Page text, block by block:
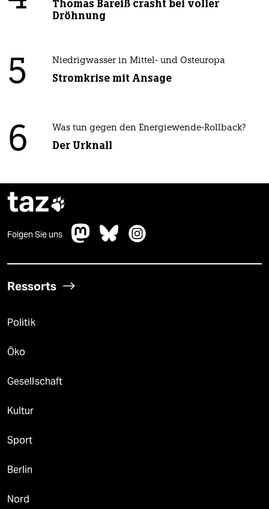
Thomas Bareiß crasht bei voller
Dröhnung
5 Niedrigwasser in Mittel- und Osteuropa
Stromkrise mit Ansage
6 Was tun gegen den Energiewende-Rollback?
Der Urknall
taz
Folgen Sie uns
Ressorts
Politik
Öko
Gesellschaft
Kultur
Sport
Berlin
Nord